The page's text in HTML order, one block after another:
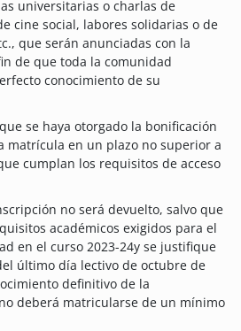
universitarias o charlas de
cine social, labores solidarias o de
que serán anunciadas con la
de que toda la comunidad
conocimiento de su
se haya otorgado la bonificación
matrícula en un plazo no superior a
cumplan los requisitos de acceso
no será devuelto, salvo que
académicos exigidos para el
en el curso 2023-24y se justifique
último día lectivo de octubre de
definitivo de la
deberá matricularse de un mínimo